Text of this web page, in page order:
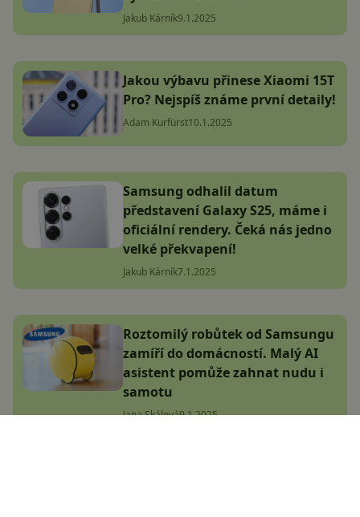
Jakub Kárník9.1.2025
Jakou výbavu přinese Xiaomi 15T
Pro? Nejspíš známe první detaily!
Adam Kurfürst10.1.2025
Samsung odhalil datum
představení Galaxy S25, máme i
oficiální rendery. Čeká nás jedno
velké překvapení!
Jakub Kárník7.1.2025
Roztomilý robůtek od Samsungu
zamíří do domácností. Malý AI
asistent pomůže zahnat nudu i
samotu
Jana Skálová9.1.2025